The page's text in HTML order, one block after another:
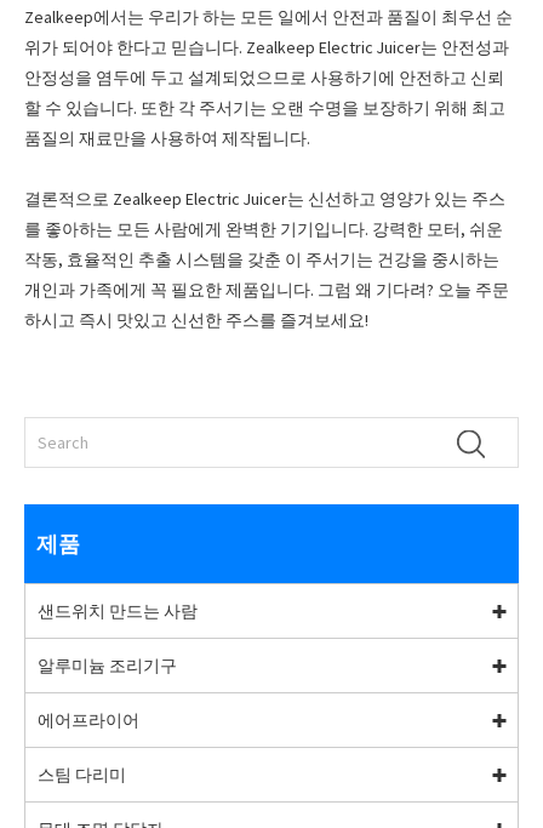
Zealkeep에서는 우리가 하는 모든 일에서 안전과 품질이 최우선 순
위가 되어야 한다고 믿습니다. Zealkeep Electric Juicer는 안전성과
안정성을 염두에 두고 설계되었으므로 사용하기에 안전하고 신뢰
할 수 있습니다. 또한 각 주서기는 오랜 수명을 보장하기 위해 최고
품질의 재료만을 사용하여 제작됩니다.
결론적으로 Zealkeep Electric Juicer는 신선하고 영양가 있는 주스
를 좋아하는 모든 사람에게 완벽한 기기입니다. 강력한 모터, 쉬운
작동, 효율적인 추출 시스템을 갖춘 이 주서기는 건강을 중시하는
개인과 가족에게 꼭 필요한 제품입니다. 그럼 왜 기다려? 오늘 주문
하시고 즉시 맛있고 신선한 주스를 즐겨보세요!
제품
샌드위치 만드는 사람
알루미늄 조리기구
에어프라이어
스팀 다리미